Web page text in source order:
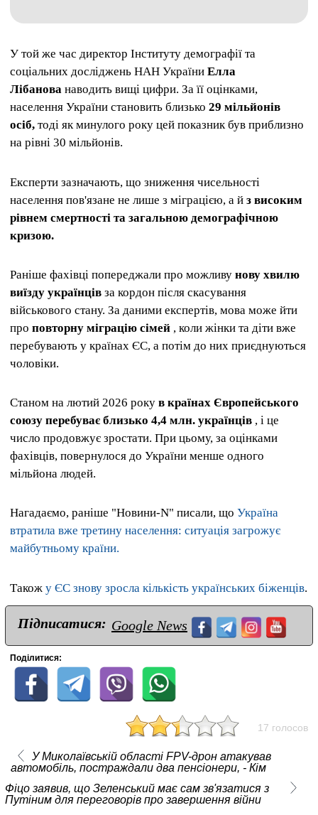
У той же час директор Інституту демографії та
соціальних досліджень НАН України Елла
Лібанова наводить вищі цифри. За її оцінками,
населення України становить близько 29 мільйонів
осіб, тоді як минулого року цей показник був приблизно
на рівні 30 мільйонів.
Експерти зазначають, що зниження чисельності
населення пов'язане не лише з міграцією, а й з високим
рівнем смертності та загальною демографічною
кризою.
Раніше фахівці попереджали про можливу нову хвилю
виїзду українців за кордон після скасування
військового стану. За даними експертів, мова може йти
про повторну міграцію сімей , коли жінки та діти вже
перебувають у країнах ЄС, а потім до них приєднуються
чоловіки.
Станом на лютий 2026 року в країнах Європейського
союзу перебуває близько 4,4 млн. українців , і це
число продовжує зростати. При цьому, за оцінками
фахівців, повернулося до України менше одного
мільйона людей.
Нагадаємо, раніше "Новини-N" писали, що Україна
втратила вже третину населення: ситуація загрожує
майбутньому країни.
Також у ЄС знову зросла кількість українських біженців.
Підписатися: Google News
Поділитися:
17 голосов
У Миколаївській області FPV-дрон атакував
автомобіль, постраждали два пенсіонери, - Кім
Фіцо заявив, що Зеленський має сам зв'язатися з
Путіним для переговорів про завершення війни